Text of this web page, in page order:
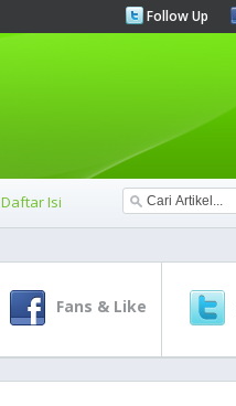
Follow Up
Daftar Isi
Fans & Like